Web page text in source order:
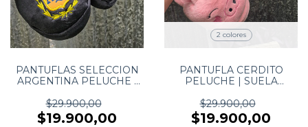
PANTUFLAS SELECCION
ARGENTINA PELUCHE |
$29.900,00
$19.900,00
2 colores
PANTUFLA CERDITO
PELUCHE | SUELA
$29.900,00
$19.900,00